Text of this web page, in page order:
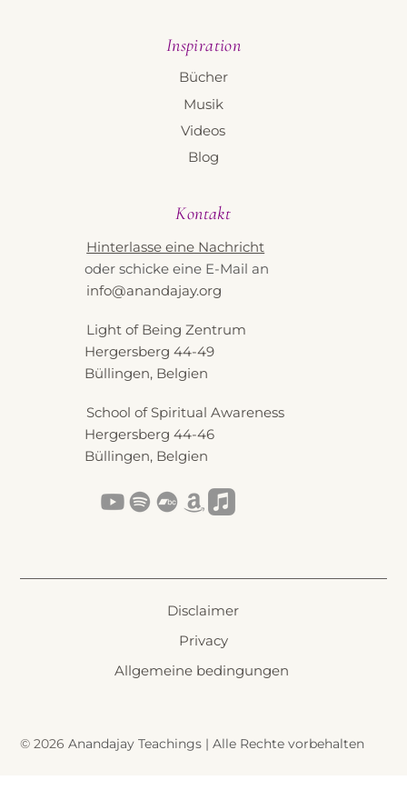
Disclaimer
Privacy
Allgemeine bedingungen
© 2026 Anandajay Teachings | Alle Rechte vorbehalten
Kontakt
Hinterlasse eine Nachricht
oder schicke eine E-Mail an
info@anandajay.org
Light of Being Zentrum
Hergersberg 44-49
Büllingen, Belgien
School of Spiritual Awareness
Hergersberg 44-46
Büllingen, Belgien
Inspiration
Bücher
Musik
Videos
Blog